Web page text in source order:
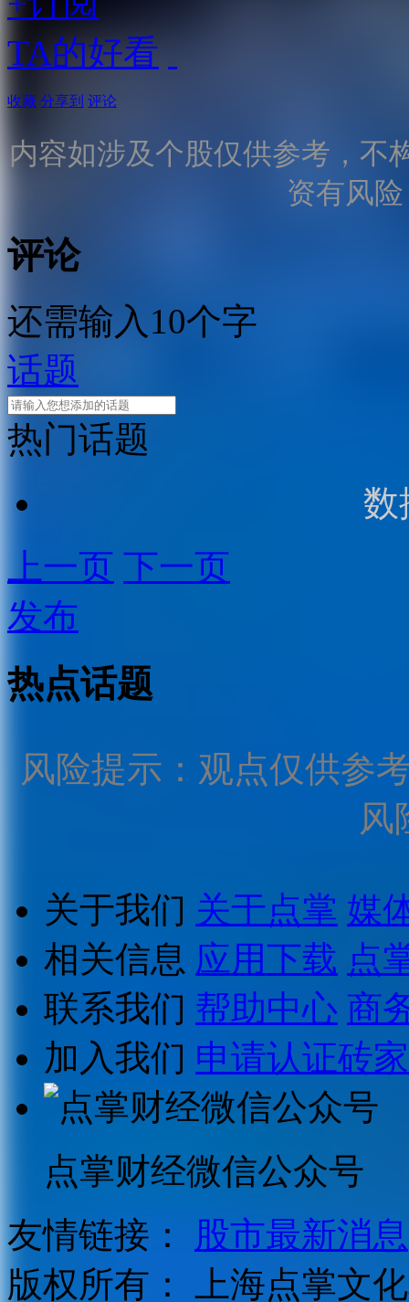
TA的好看
收藏 分享到 评论
内容如涉及个股仅供参考，不
资有风
评论
还需输入10个字
话题
热门话题
数
上一页 下一页
发布
热点话题
风险提示：观点仅供参
风
关于我们 关于点掌 媒
相关信息 应用下载 点
联系我们 帮助中心 商
加入我们 申请认证砖家
点掌财经微信公众号
友情链接：
股市最新消息
版权所有：
上海点掌文